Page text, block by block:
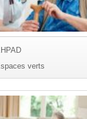
verts